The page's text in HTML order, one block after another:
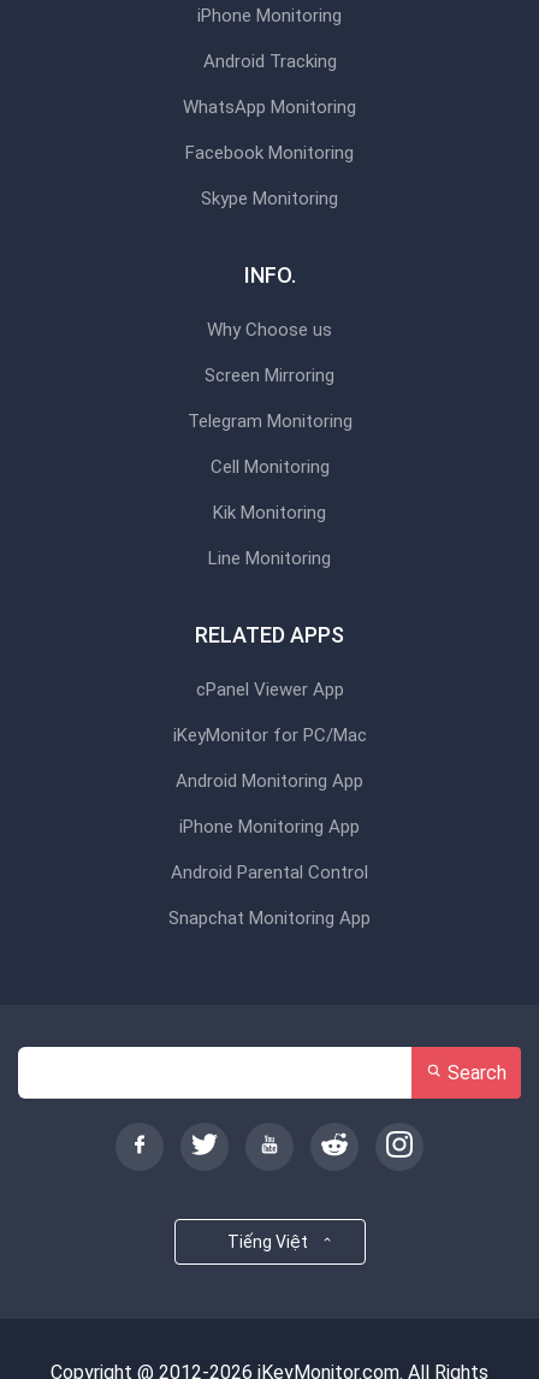
iPhone Monitoring
Android Tracking
WhatsApp Monitoring
Facebook Monitoring
Skype Monitoring
INFO.
Why Choose us
Screen Mirroring
Telegram Monitoring
Cell Monitoring
Kik Monitoring
Line Monitoring
RELATED APPS
cPanel Viewer App
iKeyMonitor for PC/Mac
Android Monitoring App
iPhone Monitoring App
Android Parental Control
Snapchat Monitoring App
Search
Tiếng Việt
Copyright @ 2012-2026 iKeyMonitor.com. All Rights